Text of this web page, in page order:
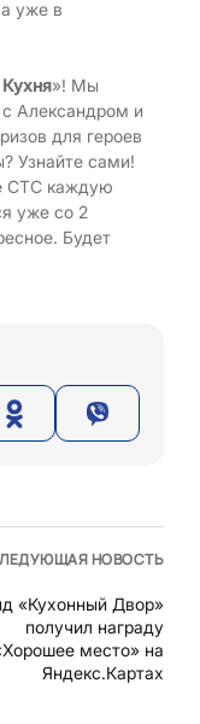
уже в
»! Мы
Александром и
для героев
Узнайте сами!
СТС каждую
уже со 2
Будет
НОВОСТЬ
«Кухонный Двор»
получил награду
место» на
Яндекс.Картах